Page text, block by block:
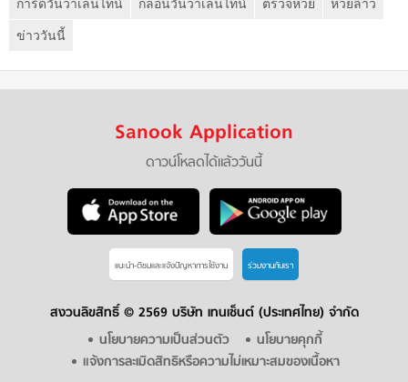
การ์ดวันวาเลนไทน์
กลอนวันวาเลนไทน์ ตรวจหวย
หวยลาว
ข่าววันนี้
Sanook Application
ดาวน์โหลดได้แล้ววันนี้
แนะนำ-ติชมเเละแจ้งปัญหาการใช้งาน ร่วมงานกับเรา
สงวนลิขสิทธิ์ © 2569 บริษัท เทนเซ็นต์ (ประเทศไทย) จำกัด
นโยบายความเป็นส่วนตัว
นโยบายคุกกี้
แจ้งการละเมิดสิทธิหรือความไม่เหมาะสมของเนื้อหา